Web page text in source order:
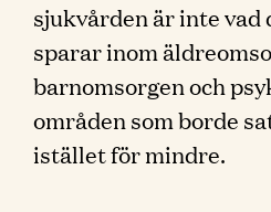
sjukvården är inte vad
sparar inom
barnomsorgen och
områden som borde
istället för mindre.